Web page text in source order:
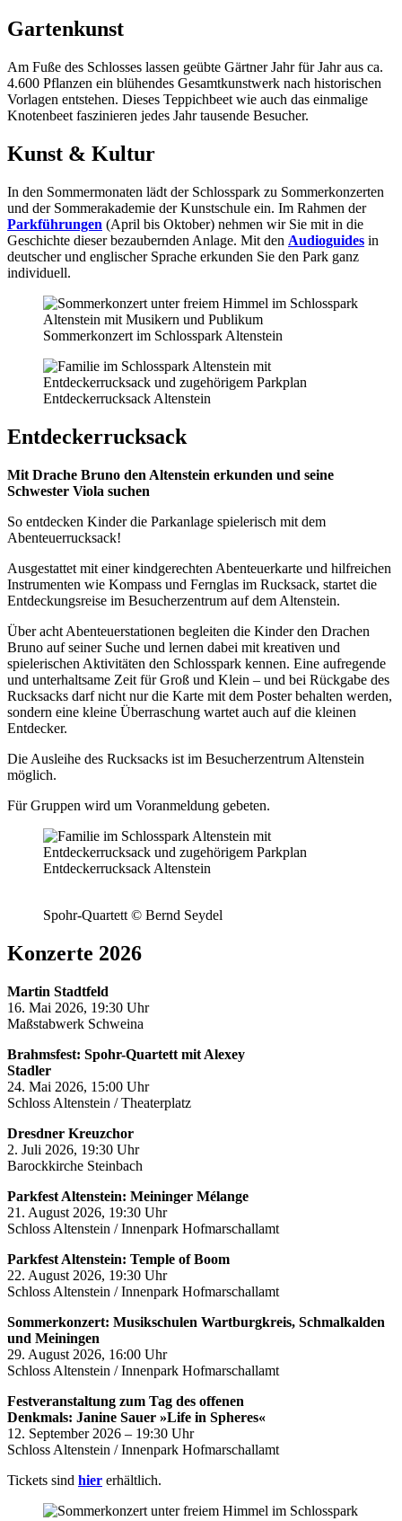
Gartenkunst
Am Fuße des Schlosses lassen geübte Gärtner Jahr für Jahr aus ca.
4.600 Pflanzen ein blühendes Gesamtkunstwerk nach historischen
Vorlagen entstehen. Dieses Teppichbeet wie auch das einmalige
Knotenbeet faszinieren jedes Jahr tausende Besucher.
Kunst & Kultur
In den Sommermonaten lädt der Schlosspark zu Sommerkonzerten
und der Sommerakademie der Kunstschule ein. Im Rahmen der
Parkführungen (April bis Oktober) nehmen wir Sie mit in die
Geschichte dieser bezaubernden Anlage. Mit den Audioguides in
deutscher und englischer Sprache erkunden Sie den Park ganz
individuell.
Sommerkonzert im Schlosspark Altenstein
Entdeckerrucksack Altenstein
Entdeckerrucksack
Mit Drache Bruno den Altenstein erkunden und seine
Schwester Viola suchen
So entdecken Kinder die Parkanlage spielerisch mit dem
Abenteuerrucksack!
Ausgestattet mit einer kindgerechten Abenteuerkarte und hilfreichen
Instrumenten wie Kompass und Fernglas im Rucksack, startet die
Entdeckungsreise im Besucherzentrum auf dem Altenstein.
Über acht Abenteuerstationen begleiten die Kinder den Drachen
Bruno auf seiner Suche und lernen dabei mit kreativen und
spielerischen Aktivitäten den Schlosspark kennen. Eine aufregende
und unterhaltsame Zeit für Groß und Klein – und bei Rückgabe des
Rucksacks darf nicht nur die Karte mit dem Poster behalten werden,
sondern eine kleine Überraschung wartet auch auf die kleinen
Entdecker.
Die Ausleihe des Rucksacks ist im Besucherzentrum Altenstein
möglich.
Für Gruppen wird um Voranmeldung gebeten.
Entdeckerrucksack Altenstein
Spohr-Quartett © Bernd Seydel
Konzerte 2026
Martin Stadtfeld
16. Mai 2026, 19:30 Uhr
Maßstabwerk Schweina
Brahmsfest: Spohr-Quartett mit Alexey
Stadler
24. Mai 2026, 15:00 Uhr
Schloss Altenstein / Theaterplatz
Dresdner Kreuzchor
2. Juli 2026, 19:30 Uhr
Barockkirche Steinbach
Parkfest Altenstein: Meininger Mélange
21. August 2026, 19:30 Uhr
Schloss Altenstein / Innenpark Hofmarschallamt
Parkfest Altenstein: Temple of Boom
22. August 2026, 19:30 Uhr
Schloss Altenstein / Innenpark Hofmarschallamt
Sommerkonzert: Musikschulen Wartburgkreis, Schmalkalden
und Meiningen
29. August 2026, 16:00 Uhr
Schloss Altenstein / Innenpark Hofmarschallamt
Festveranstaltung zum Tag des offenen
Denkmals: Janine Sauer »Life in Spheres«
12. September 2026 – 19:30 Uhr
Schloss Altenstein / Innenpark Hofmarschallamt
Tickets sind hier erhältlich.